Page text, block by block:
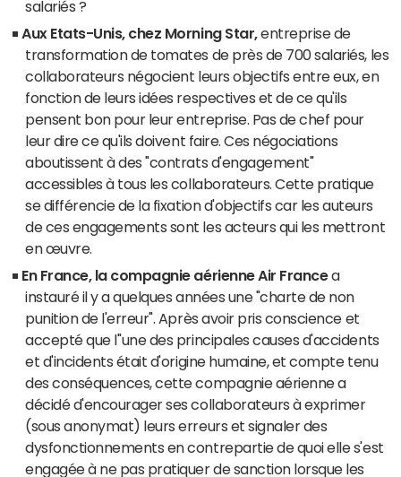
salariés ?
Aux Etats-Unis, chez Morning Star, entreprise de
transformation de tomates de près de 700 salariés, les
collaborateurs négocient leurs objectifs entre eux, en
fonction de leurs idées respectives et de ce qu'ils
pensent bon pour leur entreprise. Pas de chef pour
leur dire ce qu'ils doivent faire. Ces négociations
aboutissent à des "contrats d'engagement"
accessibles à tous les collaborateurs. Cette pratique
se différencie de la fixation d'objectifs car les auteurs
de ces engagements sont les acteurs qui les mettront
en œuvre.
En France, la compagnie aérienne Air Francea
instauré il y a quelques années une "charte de non
punition de l'erreur". Après avoir pris conscience et
accepté que l''une des principales causes d'accidents
et d'incidents était d'origine humaine, et compte tenu
des conséquences, cette compagnie aérienne a
décidé d'encourager ses collaborateurs à exprimer
(sous anonymat) leurs erreurs et signaler des
dysfonctionnements en contrepartie de quoi elle s'est
engagée à ne pas pratiquer de sanction lorsque les